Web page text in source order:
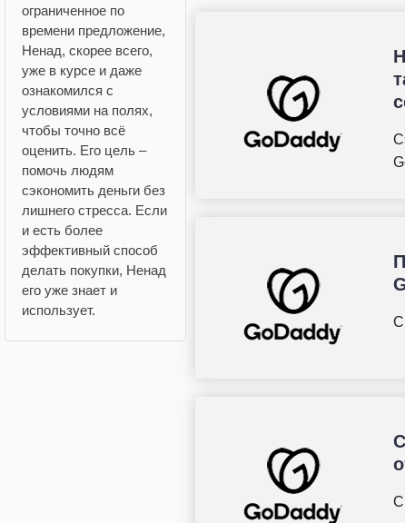
ограниченное по
времени предложение,
Ненад, скорее всего,
уже в курсе и даже
ознакомился с
условиями на полях,
чтобы точно всё
оценить. Его цель –
помочь людям
сэкономить деньги без
лишнего стресса. Если
и есть более
эффективный способ
делать покупки, Ненад
его уже знает и
использует.